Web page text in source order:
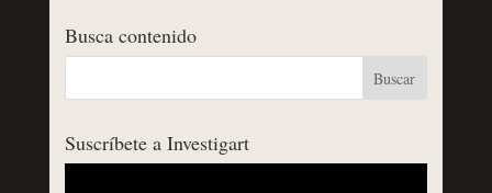
Busca contenido
Suscríbete a Investigart